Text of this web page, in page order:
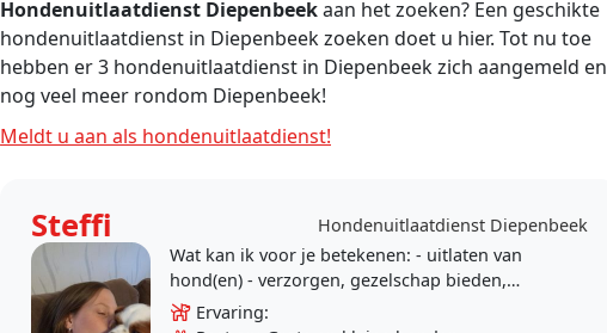
Hondenuitlaatdienst Diepenbeekaan het zoeken? Een geschikte
hondenuitlaatdienst in Diepenbeek zoeken doet u hier. Tot nu toe
hebben er 3 hondenuitlaatdienst in Diepenbeek zich aangemeld en
nog veel meer rondom Diepenbeek!
Meldt u aan als hondenuitlaatdienst!
Steffi
Hondenuitlaatdienst Diepenbeek
Wat kan ik voor je betekenen: - uitlaten van
hond(en) - verzorgen, gezelschap bieden,
oefenen / spelen / trainen - toedienen medicatie,
Ervaring: